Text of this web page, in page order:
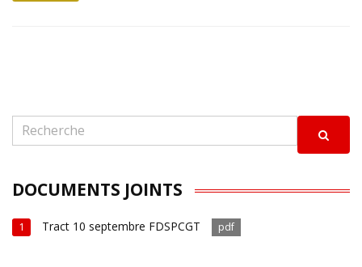
DOCUMENTS JOINTS
1 Tract 10 septembre FDSPCGT pdf